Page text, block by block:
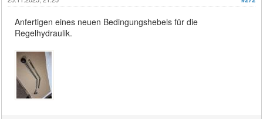
Anfertigen eines neuen Bedingungshebels für die
Regelhydraulik.